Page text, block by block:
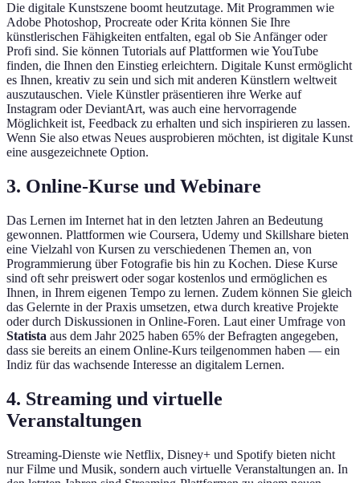
Die digitale Kunstszene boomt heutzutage. Mit Programmen wie
Adobe Photoshop, Procreate oder Krita können Sie Ihre
künstlerischen Fähigkeiten entfalten, egal ob Sie Anfänger oder
Profi sind. Sie können Tutorials auf Plattformen wie YouTube
finden, die Ihnen den Einstieg erleichtern. Digitale Kunst ermöglicht
es Ihnen, kreativ zu sein und sich mit anderen Künstlern weltweit
auszutauschen. Viele Künstler präsentieren ihre Werke auf
Instagram oder DeviantArt, was auch eine hervorragende
Möglichkeit ist, Feedback zu erhalten und sich inspirieren zu lassen.
Wenn Sie also etwas Neues ausprobieren möchten, ist digitale Kunst
eine ausgezeichnete Option.
3. Online-Kurse und Webinare
Das Lernen im Internet hat in den letzten Jahren an Bedeutung
gewonnen. Plattformen wie Coursera, Udemy und Skillshare bieten
eine Vielzahl von Kursen zu verschiedenen Themen an, von
Programmierung über Fotografie bis hin zu Kochen. Diese Kurse
sind oft sehr preiswert oder sogar kostenlos und ermöglichen es
Ihnen, in Ihrem eigenen Tempo zu lernen. Zudem können Sie gleich
das Gelernte in der Praxis umsetzen, etwa durch kreative Projekte
oder durch Diskussionen in Online-Foren. Laut einer Umfrage von
Statista aus dem Jahr 2025 haben 65% der Befragten angegeben,
dass sie bereits an einem Online-Kurs teilgenommen haben — ein
Indiz für das wachsende Interesse an digitalem Lernen.
4. Streaming und virtuelle
Veranstaltungen
Streaming-Dienste wie Netflix, Disney+ und Spotify bieten nicht
nur Filme und Musik, sondern auch virtuelle Veranstaltungen an. In